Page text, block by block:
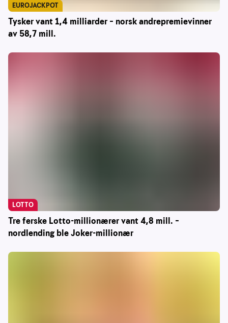
Tysker vant 1,4 milliarder – norsk andrepremievinner
av 58,7 mill.
EUROJACKPOT
Tre ferske Lotto-millionærer vant 4,8 mill. –
nordlending ble Joker-millionær
LOTTO